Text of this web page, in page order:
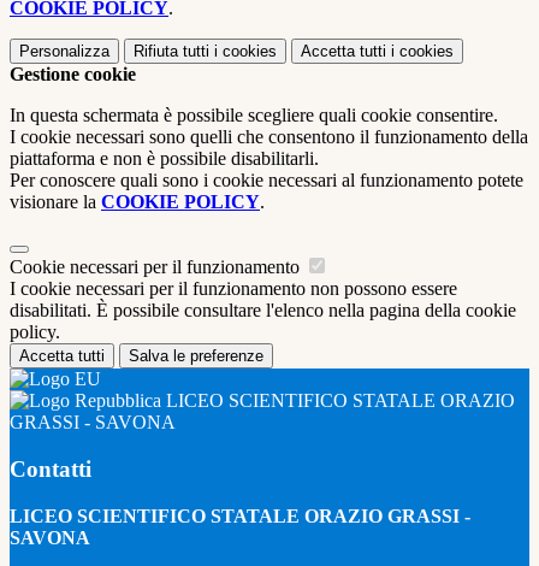
COOKIE POLICY.
Personalizza Rifiuta tutti i cookies Accetta tutti i cookies
Gestione cookie
In questa schermata è possibile scegliere quali cookie consentire.
I cookie necessari sono quelli che consentono il funzionamento della
piattaforma e non è possibile disabilitarli.
Per conoscere quali sono i cookie necessari al funzionamento potete
visionare la COOKIE POLICY.
Cookie necessari per il funzionamento
I cookie necessari per il funzionamento non possono essere
disabilitati. È possibile consultare l'elenco nella pagina della cookie
policy.
Accetta tutti Salva le preferenze
LICEO SCIENTIFICO STATALE ORAZIO
GRASSI - SAVONA
Contatti
LICEO SCIENTIFICO STATALE ORAZIO GRASSI -
SAVONA